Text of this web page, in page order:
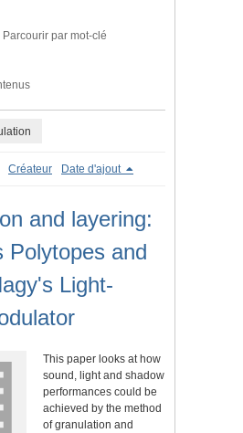
Parcourir par mot-clé
Créateur Date d'ajout
and layering:
Polytopes and
Light-
This paper looks at how
sound, light and shadow
performances could be
achieved by the method
of granulation and